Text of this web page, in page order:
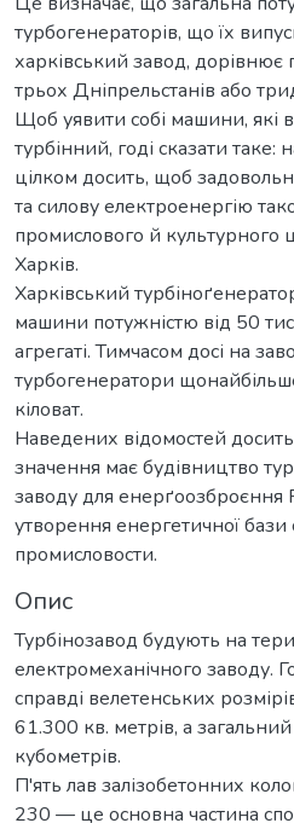
турбогенераторів, що їх
харківський завод, дорівнює
трьох Дніпрельстанів або
Щоб уявити собі машини, які
турбінний, годі сказати
цілком досить, щоб
та силову електроенергію
промислового й культурного
Харків.
Харківський
машини потужністю від 50
агрегаті. Тимчасом досі на
турбогенератори
кіловат.
Наведених відомостей
значення має будівництво
заводу для енерґоозброєння
утворення енергетичної бази
промисловости.
Опис
Турбінозавод будують на
електромеханічного заводу.
справді велетенських
61.300 кв. метрів, а
кубометрів.
П'ять лав залізобетонних
230 — це основна частина